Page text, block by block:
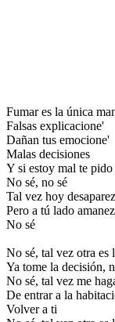
Fumar es la única
Falsas explicacione'
Dañan tus emocione'
Malas decisiones
Y si estoy mal te
No sé, no sé
Tal vez hoy
Pero a tú lado
No sé
No sé, tal vez otra es
Ya tome la decisión,
No sé, tal vez me
De entrar a la
Volver a ti